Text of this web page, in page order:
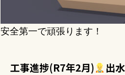
安全第一で頑張ります！
工事進捗(R7年2月) 出